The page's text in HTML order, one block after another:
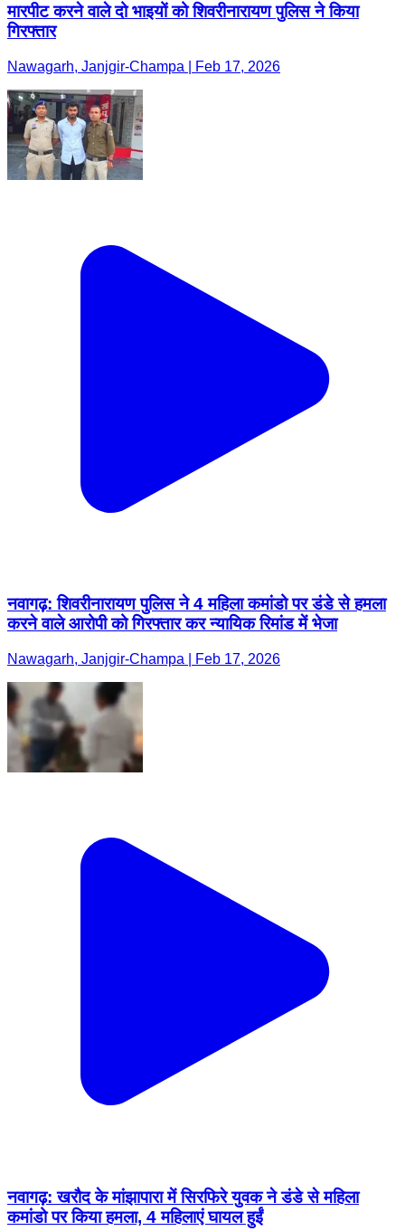
मारपीट करने वाले दो भाइयों को शिवरीनारायण पुलिस ने किया
गिरफ्तार
Nawagarh, Janjgir-Champa | Feb 17, 2026
नवागढ़: शिवरीनारायण पुलिस ने 4 महिला कमांडो पर डंडे से हमला
करने वाले आरोपी को गिरफ्तार कर न्यायिक रिमांड में भेजा
Nawagarh, Janjgir-Champa | Feb 17, 2026
नवागढ़: खरौद के मांझापारा में सिरफिरे युवक ने डंडे से महिला
कमांडो पर किया हमला, 4 महिलाएं घायल हुईं